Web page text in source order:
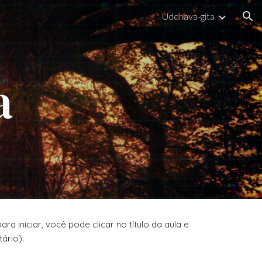
Uddhava-gita
iniciar, você pode clicar no título da aula e